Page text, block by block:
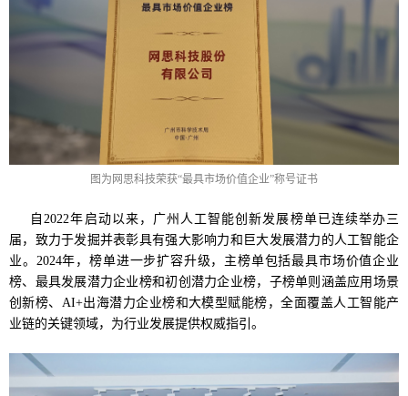
图为网思科技荣获“最具市场价值企业”称号证书
自2022年启动以来，广州人工智能创新发展榜单已连续举办三
届，致力于发掘并表彰具有强大影响力和巨大发展潜力的人工智能企
业。2024年，榜单进一步扩容升级，主榜单包括最具市场价值企业
榜、最具发展潜力企业榜和初创潜力企业榜，子榜单则涵盖应用场景
创新榜、AI+出海潜力企业榜和大模型赋能榜，全面覆盖人工智能产
业链的关键领域，为行业发展提供权威指引。